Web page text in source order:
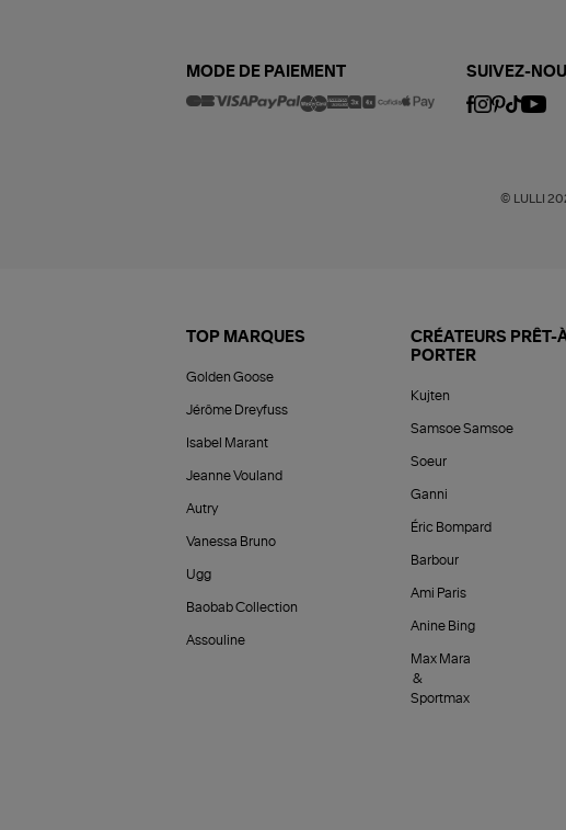
MODE DE PAIEMENT SUIVEZ-
© LULLI
TOP MARQUES
Golden Goose
Jérôme Dreyfuss
Isabel Marant
Jeanne Vouland
Autry
Vanessa Bruno
Ugg
Baobab Collection
Assouline
CRÉATEURS PRÊT-
PORTER
Kujten
Samsoe Samsoe
Soeur
Ganni
Éric Bompard
Barbour
Ami Paris
Anine Bing
Max Mara
&
Sportmax